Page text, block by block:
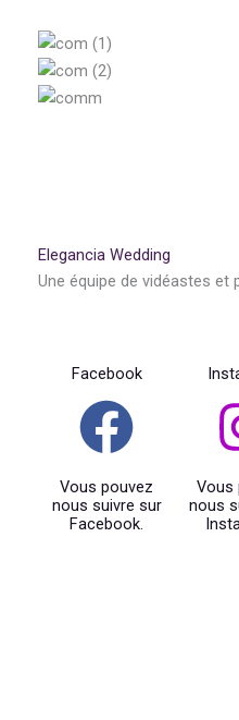
Elegancia Wedding
Une équipe de vidéastes
Facebook
Vous pouvez
nous suivre sur
Facebook.
Vous
nous